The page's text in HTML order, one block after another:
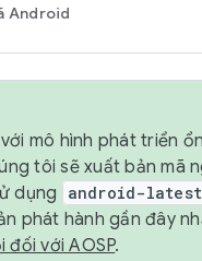
Android
mô hình phát triển
tôi sẽ xuất bản mã
dụng
android-
phát hành gần đây
đối với AOSP.